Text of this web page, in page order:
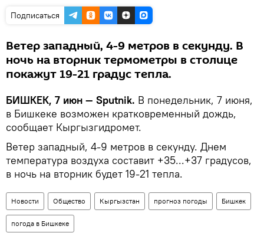
Подписаться
Ветер западный, 4-9 метров в секунду. В
ночь на вторник термометры в столице
покажут 19-21 градус тепла.
БИШКЕК, 7 июн — Sputnik. В понедельник, 7 июня,
в Бишкеке возможен кратковременный дождь,
сообщает Кыргызгидромет.
Ветер западный, 4-9 метров в секунду. Днем
температура воздуха составит +35...+37 градусов,
в ночь на вторник будет 19-21 тепла.
Новости Общество Кыргызстан прогноз погоды Бишкек
погода в Бишкеке